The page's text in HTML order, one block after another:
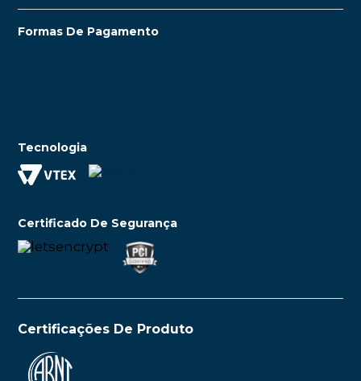
Formas De Pagamento
Tecnologia
Certificado De Segurança
Certificações De Produto